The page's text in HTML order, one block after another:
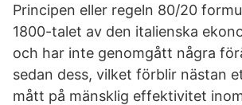
Principen eller regeln 80/20
1800-talet av den italienska
och har inte genomgått några
sedan dess, vilket förblir nästan
mått på mänsklig effektivitet